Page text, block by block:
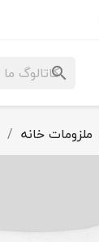
search
ملزومات خانه